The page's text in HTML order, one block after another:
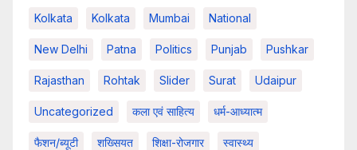
Kolkata Kolkata Mumbai National
New Delhi Patna Politics Punjab Pushkar
Rajasthan Rohtak Slider Surat Udaipur
Uncategorized कला एवं साहित्य धर्म-आध्यात्म
फैशन/ब्यूटी शख्सियत शिक्षा-रोजगार स्वास्थ्य